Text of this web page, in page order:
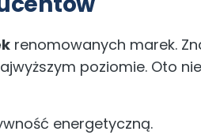
renomowanych marek.
poziomie. Oto
energetyczną.